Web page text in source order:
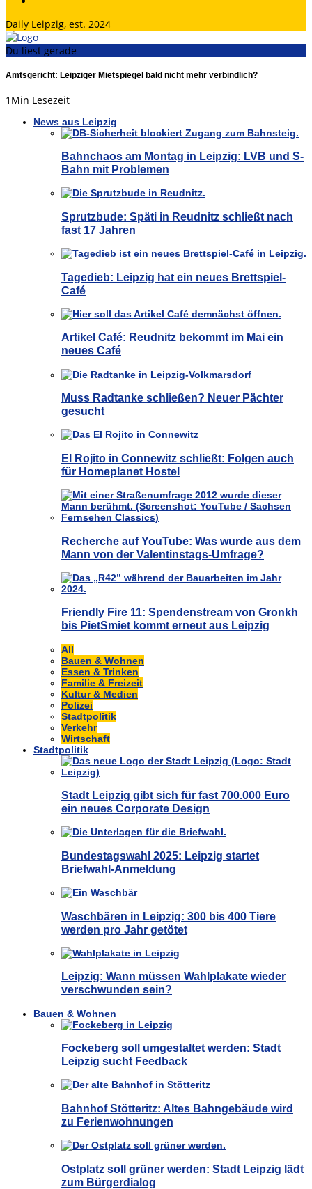
Daily Leipzig, est. 2024
Du liest gerade
Amtsgericht: Leipziger Mietspiegel bald nicht mehr verbindlich?
1 Min Lesezeit
News aus Leipzig
Bahnchaos am Montag in Leipzig: LVB und S-
Bahn mit Problemen
Sprutzbude: Späti in Reudnitz schließt nach
fast 17 Jahren
Tagedieb: Leipzig hat ein neues Brettspiel-
Café
Artikel Café: Reudnitz bekommt im Mai ein
neues Café
Muss Radtanke schließen? Neuer Pächter
gesucht
El Rojito in Connewitz schließt: Folgen auch
für Homeplanet Hostel
Recherche auf YouTube: Was wurde aus dem
Mann von der Valentinstags-Umfrage?
Friendly Fire 11: Spendenstream von Gronkh
bis PietSmiet kommt erneut aus Leipzig
All
Bauen & Wohnen
Essen & Trinken
Familie & Freizeit
Kultur & Medien
Polizei
Stadtpolitik
Verkehr
Wirtschaft
Stadtpolitik
Stadt Leipzig gibt sich für fast 700.000 Euro
ein neues Corporate Design
Bundestagswahl 2025: Leipzig startet
Briefwahl-Anmeldung
Waschbären in Leipzig: 300 bis 400 Tiere
werden pro Jahr getötet
Leipzig: Wann müssen Wahlplakate wieder
verschwunden sein?
Bauen & Wohnen
Fockeberg soll umgestaltet werden: Stadt
Leipzig sucht Feedback
Bahnhof Stötteritz: Altes Bahngebäude wird
zu Ferienwohnungen
Ostplatz soll grüner werden: Stadt Leipzig lädt
zum Bürgerdialog